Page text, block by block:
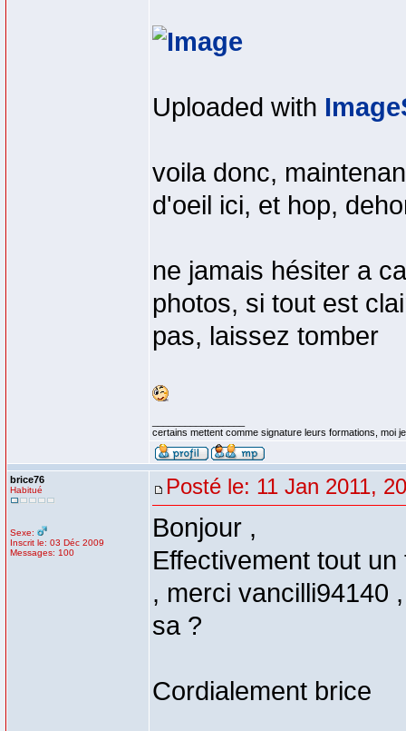
Uploaded with
voila donc,
d'oeil ici, et hop,
ne jamais hésiter a
photos, si tout est
pas, laissez tomber
certains mettent comme signature leurs formations, moi
brice76
Habitué
Sexe:
Inscrit le: 03 Déc 2009
Messages: 100
Posté le: 11 Jan 2011,
Bonjour ,
Effectivement tout
, merci vancilli94140
sa ?
Cordialement brice